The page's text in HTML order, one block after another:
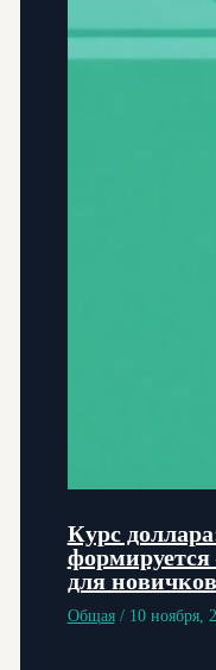
Курс
для новичков
Общая/ 10 ноября,